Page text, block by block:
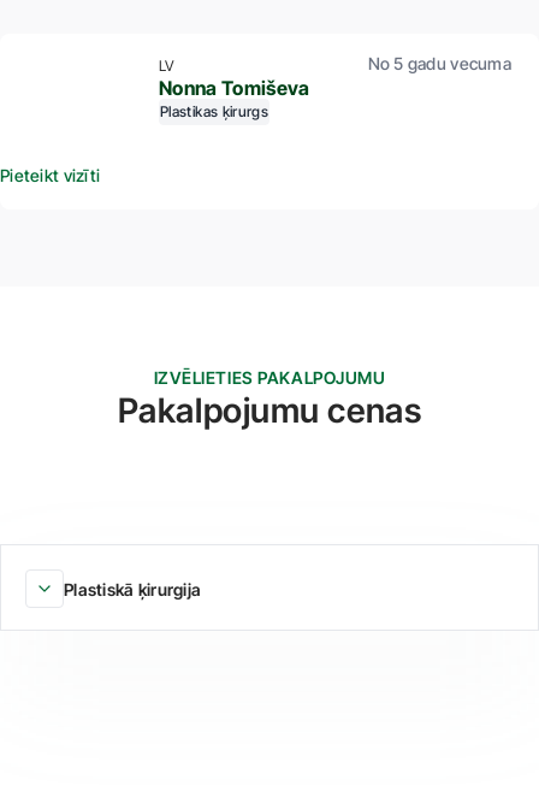
LV No 5 gadu vecuma
Nonna Tomiševa
Plastikas ķirurgs
Pieteikt vizīti
IZVĒLIETIES PAKALPOJUMU
Pakalpojumu cenas
Plastiskā ķirurgija